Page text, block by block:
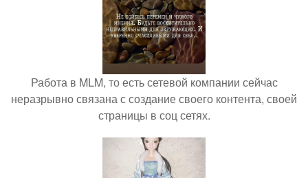
Работа в MLM, то есть сетевой компании сейчас
неразрывно связана с создание своего контента, своей
страницы в соц сетях.